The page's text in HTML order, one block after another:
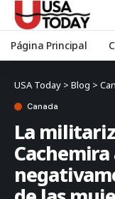
Página Principal
USA Today > Blog >
Canada
La